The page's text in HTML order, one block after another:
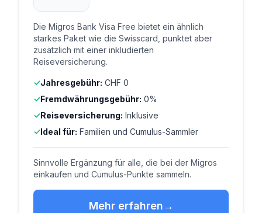
Die Migros Bank Visa Free bietet ein ähnlich
starkes Paket wie die Swisscard, punktet aber
zusätzlich mit einer inkludierten
Reiseversicherung.
Jahresgebühr: CHF 0
Fremdwährungsgebühr: 0%
Reiseversicherung: Inklusive
Ideal für: Familien und Cumulus-Sammler
Sinnvolle Ergänzung für alle, die bei der Migros
einkaufen und Cumulus-Punkte sammeln.
Mehr erfahren